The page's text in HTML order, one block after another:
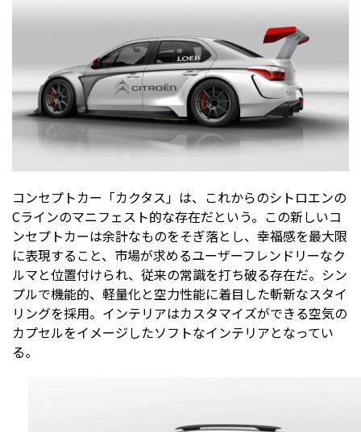
コンセプトカー「カクタス」は、これからのシトロエンの
Cラインのマニフェスト的な存在だという。この新しいコ
ンセプトカーは余計なものをそぎ落とし、幸福感を最大限
に表現すること、市場が求めるユーザーフレンドリーなク
ルマと位置付けられ、従来の常識を打ち破る存在だ。シン
プルで機能的、軽量化と空力性能に着目した斬新なスタイ
リングを採用。インテリアはカスタマイズができる空気の
カプセルをイメージしたソフトなインテリアとなってい
る。